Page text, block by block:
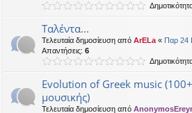
Ταλέντα...
Τελευταία δημοσίευση από ArELa « Παρ 24
Απαντήσεις: 6
Evolution of Greek music (100+
μουσικής)
Τελευταία δημοσίευση από